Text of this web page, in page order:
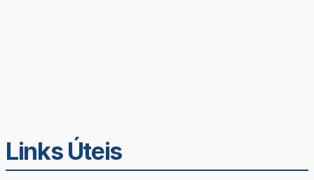
Links Úteis